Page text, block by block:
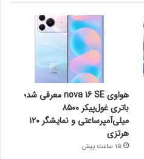
هواوی nova 16 SE معرفی شد؛
باتری غول‌پیکر ۸۵۰۰
میلی‌آمپرساعتی و نمایشگر ۱۲۰
هرتزی
15 ساعت پیش